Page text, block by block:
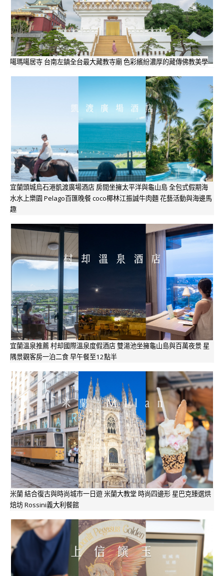
噶瑪噶居寺 台南左鎮全台最大藏教寺廟 色彩繽紛濃厚的藏傳佛教美學
宜蘭頭城烏石港凱渡廣場酒店 房間坐擁太平洋與龜山島 全包式假期海
水水上樂園 Pelago百匯晚餐 coco椰林江振誠牛肉麵 花藝活動與海邊馬
趣
宜蘭溫泉推薦 村却國際溫泉度假酒店 雙湯池坐擁龜山島與百萬夜景 星
隅景觀客房一泊二食 早午餐至12點半
米蘭 結合復古與時尚城市一日遊 米蘭大教堂 時尚四邊形 星巴克臻選烘
焙坊 Rossini義大利餐館